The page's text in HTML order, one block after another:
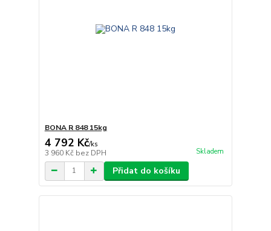
BONA R 848 15kg
4 792 Kč/ks
3 960 Kč bez DPH Skladem
Přidat do košíku